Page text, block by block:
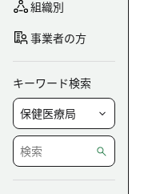
組織別
事業者の方
キーワード検索